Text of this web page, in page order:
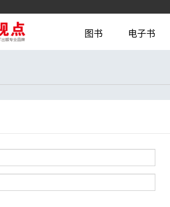
图书 电子书